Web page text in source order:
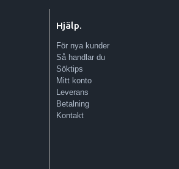
Hjälp.
För nya kunder
Så handlar du
Söktips
Mitt konto
Leverans
Betalning
Kontakt